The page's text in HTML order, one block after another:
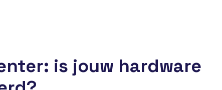
is jouw hardware